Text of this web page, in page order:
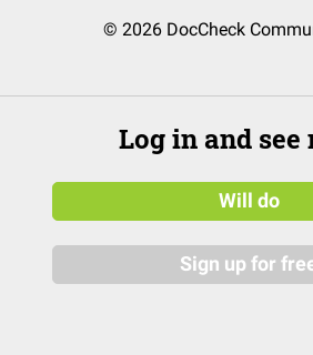
© 2026 DocCheck
Log in and see
Will do
Sign up for